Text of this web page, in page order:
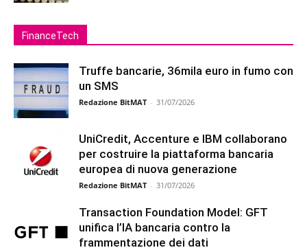
FinanceTech
Truffe bancarie, 36mila euro in fumo con
un SMS
Redazione BitMAT - 31/07/2026
UniCredit, Accenture e IBM collaborano
per costruire la piattaforma bancaria
europea di nuova generazione
Redazione BitMAT - 31/07/2026
Transaction Foundation Model: GFT
unifica l’IA bancaria contro la
frammentazione dei dati